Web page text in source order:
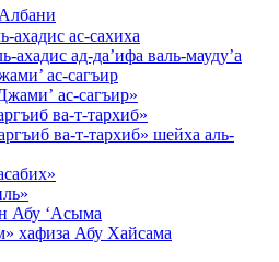
ахадис ас-сахиха
ахадис ад-да’ифа валь-мауду’а
ас-сагъир
ас-сагъир»
ва-т-тархиб»
ва-т-тархиб» шейха аль-
Абу ‘Асыма
хафиза Абу Хайсама